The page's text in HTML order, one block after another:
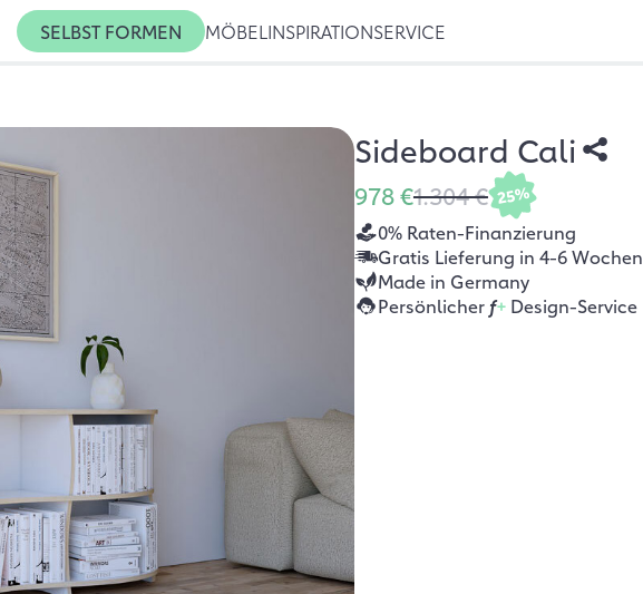
SELBST FORMEN MÖBEL INSPIRATIONSERVICE
Sideboard Cali
978 €1.304 € 25%
0% Raten-Finanzierung
Gratis Lieferung in 4-6 Wochen
Made in Germany
Persönlicher f+Design-Service